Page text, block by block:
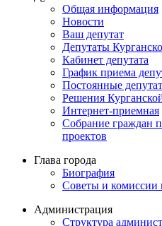
Общая информация
Новости
Ваш депутат
Депутаты
Кабинет депутата
График приема
Постоянные
Решения
Интернет-приемная
Собрание граждан
проектов
Глава города
Биография
Советы и комиссии
Администрация
Структура